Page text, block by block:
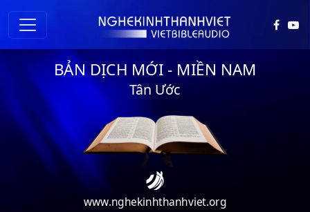
BẢN DỊCH MỚI - MIỀN NAM
Tân Ước
www.nghekinhthanhviet.org
Giăng - Chương 1
Giăng - Chương 2
Giăng - Chương 3